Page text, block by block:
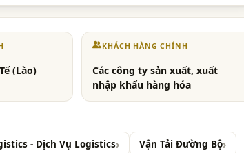
(Lào)
KHÁCH HÀNG CHÍNH
Các công ty sản xuất, xuất
nhập khẩu hàng hóa
- Dịch Vụ Logistics
Vận Tải Đường Bộ